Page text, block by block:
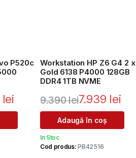
P520c
lei
Workstation HP Z6 G4 2 x
Gold 6138 P4000 128GB
DDR4 1TB NVME
9.390lei
Prețul
inițial
a
7.939 lei
Prețul
curent
este:
Adaugă în coș
In Stoc
Cod produs: PB42516